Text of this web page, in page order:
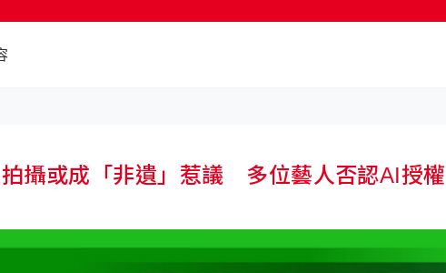
攝或成「非遺」惹議 多位藝人否認AI授權